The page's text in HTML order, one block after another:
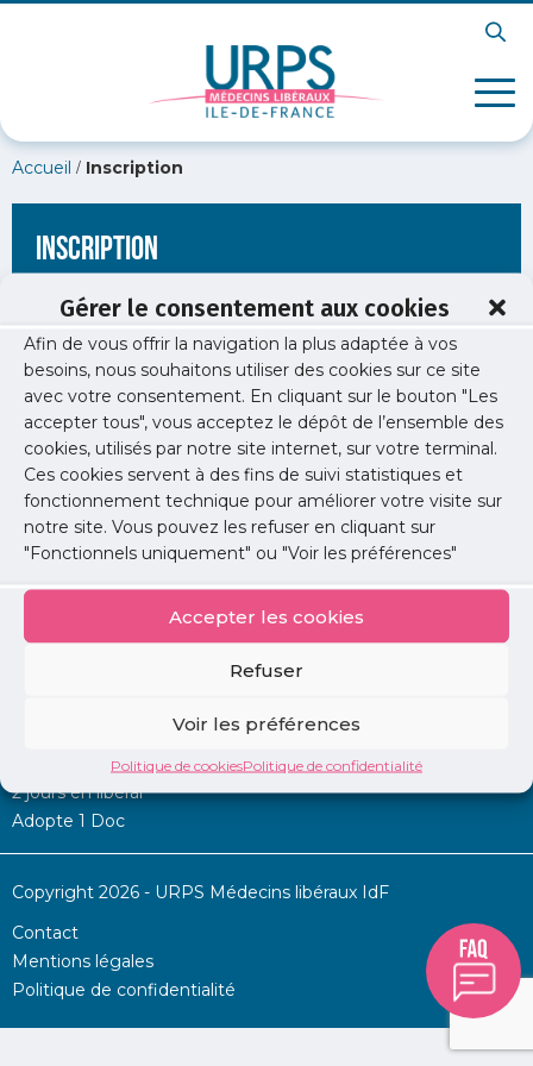
Gérer le consentement aux cookies
Afin de vous offrir la navigation la plus adaptée à vos
besoins, nous souhaitons utiliser des cookies sur ce site
avec votre consentement. En cliquant sur le bouton "Les
accepter tous", vous acceptez le dépôt de l’ensemble des
cookies, utilisés par notre site internet, sur votre terminal.
Ces cookies servent à des fins de suivi statistiques et
fonctionnement technique pour améliorer votre visite sur
notre site. Vous pouvez les refuser en cliquant sur
"Fonctionnels uniquement" ou "Voir les préférences"
Accepter les cookies
Refuser
Voir les préférences
Politique de cookiesPolitique de confidentialité
Accueil / Inscription
Inscription
[wppb-register form_name="inscription"
redirect_url="https://www.urps-med-
idf.org/newsletters/newsletter-sante-publique-26/nw-26/"]
Permanence d’aide à l’installation
2 jours en libéral
Adopte 1 Doc
Copyright 2026 - URPS Médecins libéraux IdF
Contact
Mentions légales
Politique de confidentialité